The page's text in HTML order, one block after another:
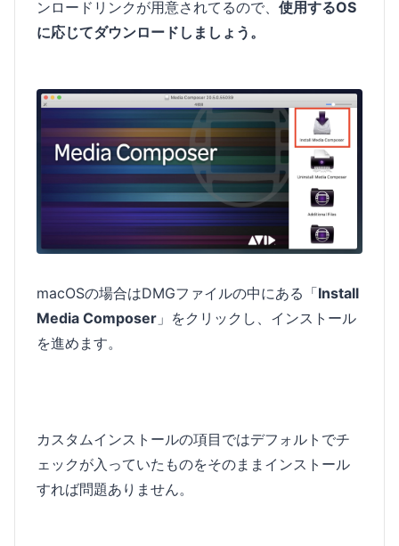
ンロードリンクが用意されてるので、 使用するOS
に応じてダウンロードしましょう。
macOSの場合はDMGファイルの中にある「Install
Media Composer 」をクリックし、インストール
を進めます。
カスタムインストールの項目ではデフォルトでチ
ェックが入っていたものをそのままインストール
すれば問題ありません。